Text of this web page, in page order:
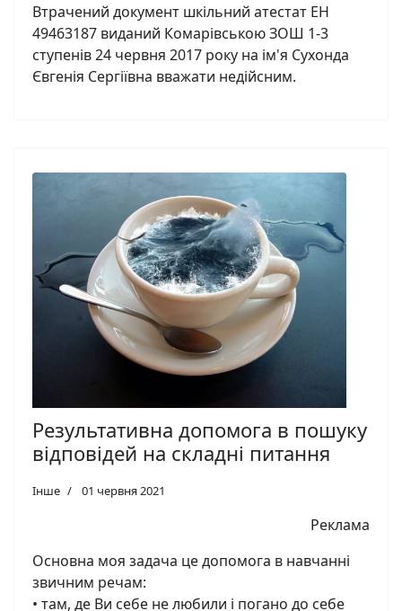
Втрачений документ шкільний атестат ЕН
49463187 виданий Комарівською ЗОШ 1-3
ступенів 24 червня 2017 року на ім'я Сухонда
Євгенія Сергіївна вважати недійсним.
Результативна допомога в пошуку
відповідей на складні питання
Інше 01 червня 2021
Реклама
Основна моя задача це допомога в навчанні
звичним речам:
• там, де Ви себе не любили і погано до себе